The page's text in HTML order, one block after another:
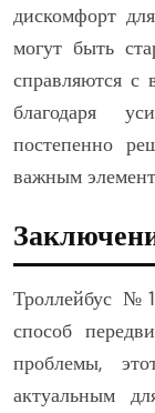
дискомфорт
могут быть
справляются с
благодаря
постепенно
важным
Троллейбус
способ
проблемы,
актуальным